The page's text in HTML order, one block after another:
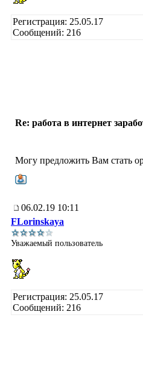
Регистрация: 25.05.17
Сообщений: 216
Re: работа в интернет
Могу предложить Вам стать
06.02.19 10:11
FLorinskaya
Уважаемый пользователь
Регистрация: 25.05.17
Сообщений: 216